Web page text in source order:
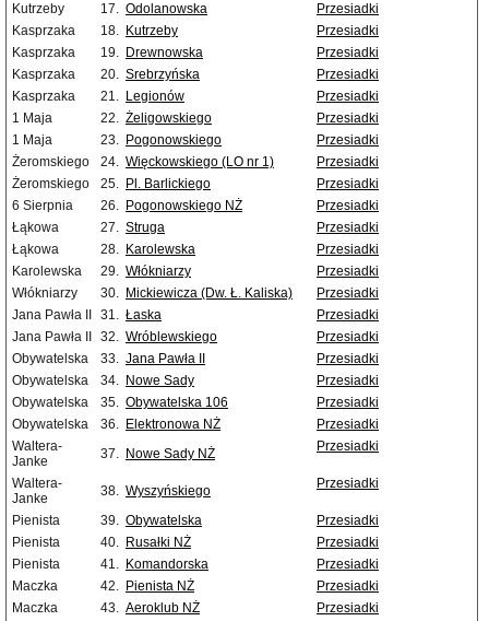
Kutrzeby
17. Odolanowska
Przesiadki
Kasprzaka
18. Kutrzeby
Przesiadki
Kasprzaka
19. Drewnowska
Przesiadki
Kasprzaka
20. Srebrzyńska
Przesiadki
Kasprzaka
21. Legionów
Przesiadki
1 Maja
22. Żeligowskiego
Przesiadki
1 Maja
23. Pogonowskiego
Przesiadki
Żeromskiego
24. Więckowskiego (LO nr 1)
Przesiadki
Żeromskiego
25. Pl. Barlickiego
Przesiadki
6 Sierpnia
26. Pogonowskiego NŻ
Przesiadki
Łąkowa
27. Struga
Przesiadki
Łąkowa
28. Karolewska
Przesiadki
Karolewska
29. Włókniarzy
Przesiadki
Włókniarzy
30. Mickiewicza (Dw. Ł. Kaliska)
Przesiadki
Jana Pawła II
31. Łaska
Przesiadki
Jana Pawła II
32. Wróblewskiego
Przesiadki
Obywatelska
33. Jana Pawła II
Przesiadki
Obywatelska
34. Nowe Sady
Przesiadki
Obywatelska
35. Obywatelska 106
Przesiadki
Obywatelska
36. Elektronowa NŻ
Przesiadki
Waltera-
Janke
37. Nowe Sady NŻ Przesiadki
Waltera-
Janke
38. Wyszyńskiego Przesiadki
Pienista 39. Obywatelska
Przesiadki
Pienista
40. Rusałki NŻ
Przesiadki
Pienista
41. Komandorska
Przesiadki
Maczka
42. Pienista NŻ
Przesiadki
Maczka
43. Aeroklub NŻ
Przesiadki